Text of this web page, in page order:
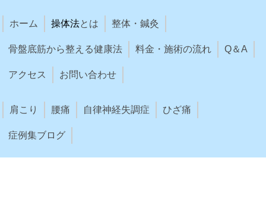
ホーム 操体法とは 整体・鍼灸
骨盤底筋から整える健康法 料金・施術の流れ Q＆A
アクセス お問い合わせ
肩こり 腰痛 自律神経失調症 ひざ痛
症例集ブログ